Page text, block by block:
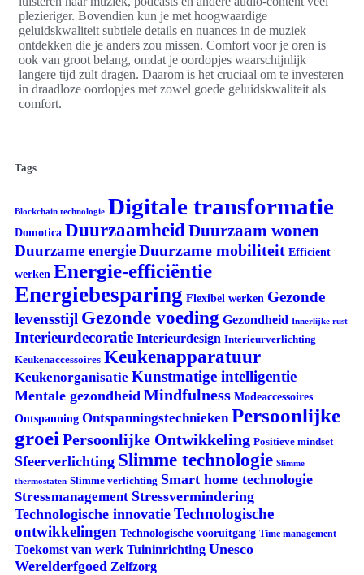
plezieriger. Bovendien kun je met hoogwaardige
geluidskwaliteit subtiele details en nuances in de muziek
ontdekken die je anders zou missen. Comfort voor je oren is
ook van groot belang, omdat je oordopjes waarschijnlijk
langere tijd zult dragen. Daarom is het cruciaal om te investeren
in draadloze oordopjes met zowel goede geluidskwaliteit als
comfort.
Tags
Blockchain technologie Digitale transformatie
Domotica Duurzaamheid Duurzaam wonen
Duurzame energieDuurzame mobiliteit Efficient
werken Energie-efficiëntie
Energiebesparing Flexibel werken Gezonde
levensstijl Gezonde voeding Gezondheid Innerlijke rust
Interieurdecoratie Interieurdesign Interieurverlichting
Keukenaccessoires Keukenapparatuur
Keukenorganisatie Kunstmatige intelligentie
Mentale gezondheid Mindfulness Modeaccessoires
Ontspanning Ontspanningstechnieken Persoonlijke
groei Persoonlijke Ontwikkeling Positieve mindset
Sfeerverlichting Slimme technologie Slimme
thermostaten Slimme verlichting Smart home technologie
Stressmanagement Stressvermindering
Technologische innovatie Technologische
ontwikkelingen Technologische vooruitgang Time management
Toekomst van werk Tuininrichting Unesco
Werelderfgoed Zelfzorg